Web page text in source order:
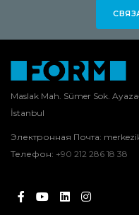
Maslak Mah. Sümer Sok.
İstanbul
Электронная Почта:
Телефон: +90 212 286 18 38